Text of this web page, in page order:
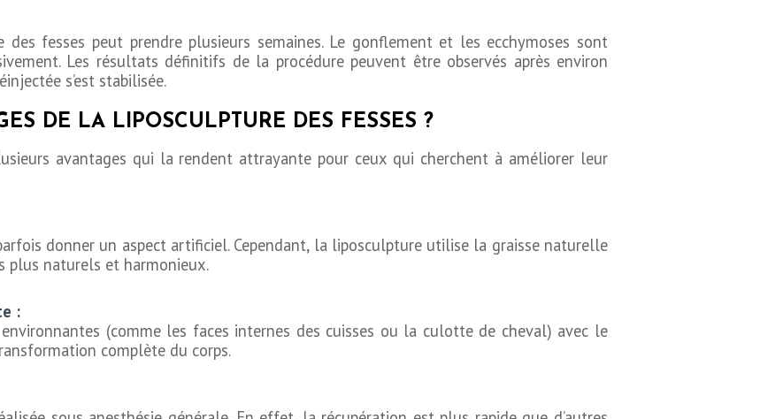
des fesses peut prendre plusieurs semaines. Le gonflement et les ecchymoses sont
Les résultats définitifs de la procédure peuvent être observés après environ
s’est stabilisée.
DE LA LIPOSCULPTURE DES FESSES ?
avantages qui la rendent attrayante pour ceux qui cherchent à améliorer leur
donner un aspect artificiel. Cependant, la liposculpture utilise la graisse naturelle
plus naturels et harmonieux.
:
(comme les faces internes des cuisses ou la culotte de cheval) avec le
complète du corps.